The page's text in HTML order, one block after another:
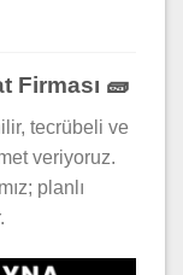
Firması 🧱
tecrübeli ve
veriyoruz.
planlı